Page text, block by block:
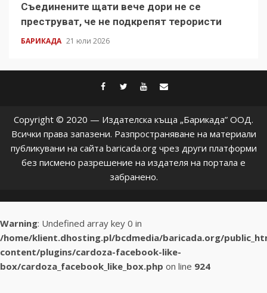
Съединените щати вече дори не се
преструват, че не подкрепят терористи
БАРИКАДА 21 юли 2026
facebook
twitter
youtube
Copyright © 2020 — Издателска къща „Барикада” ООД.
Всички права запазени. Разпространяване на материали
публикувани на сайта baricada.org чрез други платформи
без писмено разрешение на издателя на портала е
забранено.
Warning: Undefined array key 0 in
/home/klient.dhosting.pl/bcdmedia/baricada.org/
content/plugins/cardoza-facebook-like-
box/cardoza_facebook_like_box.php on line 924